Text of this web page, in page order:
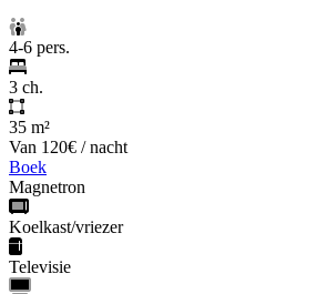
4-6 pers.
3 ch.
35 m²
Van 120€ / nacht
Boek
Magnetron
Koelkast/vriezer
Televisie